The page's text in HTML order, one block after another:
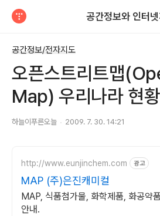
공간정보와 인터
공간정보/전자지도
오픈스트리트맵
Map) 우리나라 현황
하늘이푸른오늘 2009. 7. 30. 14:21
http://www.eunjinchem.com 광고
MAP (주)은진캐미컬
MAP, 식품첨가물, 화학제품, 화공약
안내.